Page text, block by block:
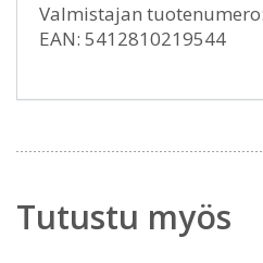
Valmistajan tuotenumero:
EAN: 5412810219544
Tutustu myös